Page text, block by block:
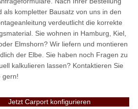
kompletter Bausatz von uns in den
verdeutlicht die korrekte
Sie wohnen in Hamburg, Kiel,
Elmshorn? Wir liefern und montieren
der Elbe. Sie haben noch Fragen zu
kalkulieren lassen? Kontaktieren Sie
gern!
Jetzt Carport konfigurieren